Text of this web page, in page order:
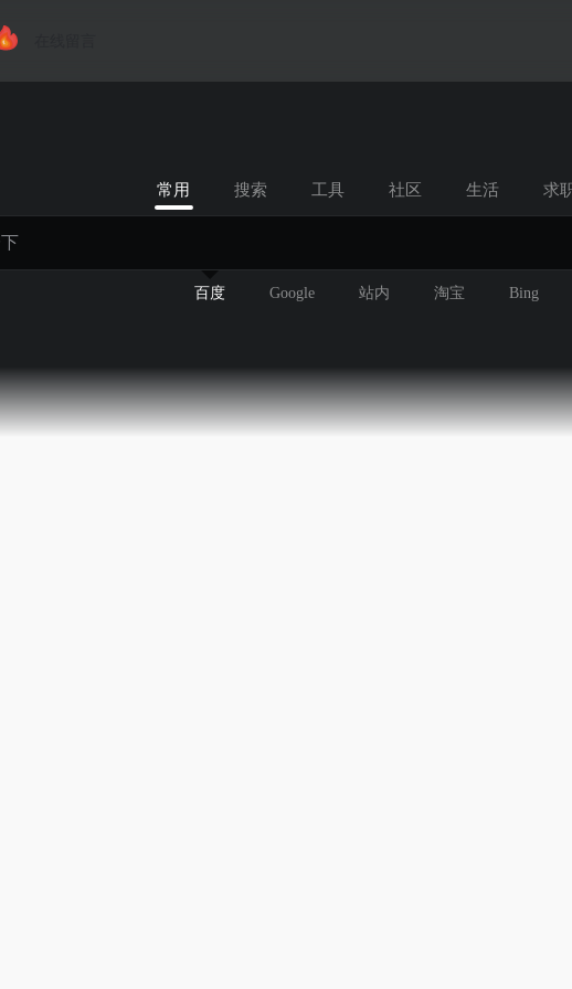
常用 搜索 工具 社区 生活 求
百度 Google 站内 淘宝 Bing